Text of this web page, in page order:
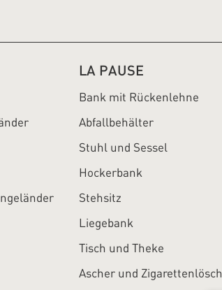
LA PAUSE
Bank mit Rückenlehne
Abfallbehälter
Stuhl und Sessel
Hockerbank
Stehsitz
Liegebank
Tisch und Theke
Ascher und